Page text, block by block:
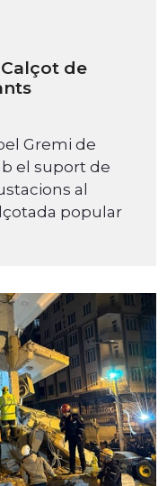
de
Gremi de
el suport de
al
popular